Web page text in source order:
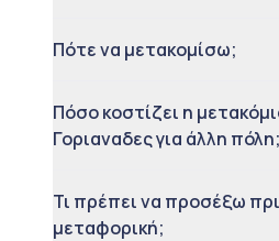
Πότε να μετακομίσω;
Πόσο κοστίζει η
Γοριαναδες για άλλη πόλη;
Τι πρέπει να προσέξω
μεταφορική;